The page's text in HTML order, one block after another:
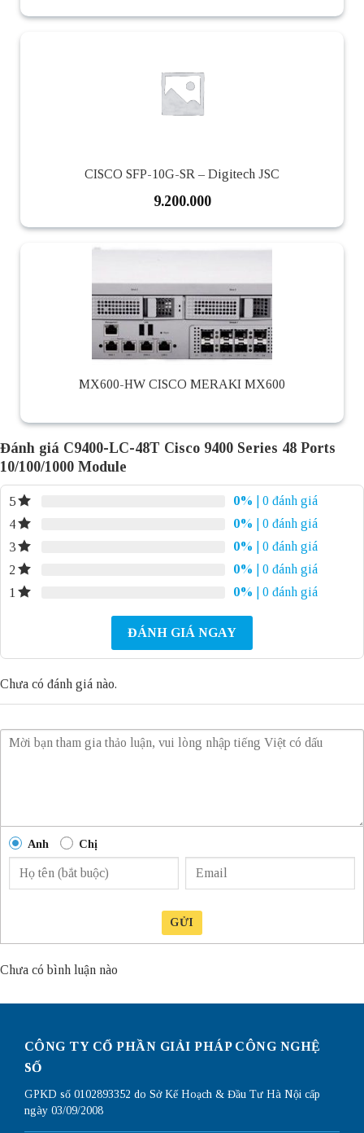
CISCO SFP-10G-SR – Digitech JSC
9.200.000
MX600-HW CISCO MERAKI MX600
Đánh giá C9400-LC-48T Cisco 9400 Series 48 Ports
10/100/1000 Module
5 0%
| 0 đánh giá
4
0%
| 0 đánh giá
3
0%
| 0 đánh giá
2
0%
| 0 đánh giá
1
0% | 0 đánh giá
ĐÁNH GIÁ NGAY
Chưa có đánh giá nào.
Anh Chị
GỬI
Chưa có bình luận nào
CÔNG TY CỔ PHẦN GIẢI PHÁP CÔNG NGHỆ
SỐ
GPKD số 0102893352 do Sở Kế Hoạch & Đầu Tư Hà Nội cấp
ngày 03/09/2008